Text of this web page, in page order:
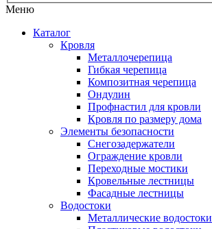
Меню
Каталог
Кровля
Металлочерепица
Гибкая черепица
Композитная черепица
Ондулин
Профнастил для кровли
Кровля по размеру дома
Элементы безопасности
Снегозадержатели
Ограждение кровли
Переходные мостики
Кровельные лестницы
Фасадные лестницы
Водостоки
Металлические водостоки